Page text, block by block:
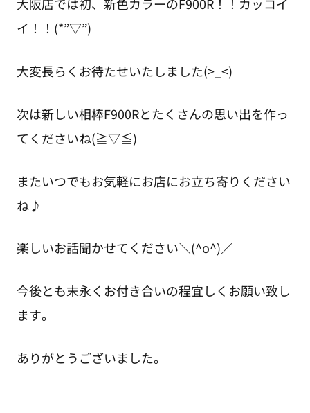
イ！！(*”▽”)
大変長らくお待たせいたしました(>_<)
次は新しい相棒F900Rとたくさんの思い出を作っ
てくださいね(≧▽≦)
またいつでもお気軽にお店にお立ち寄りください
ね♪
楽しいお話聞かせてください＼(^o^)／
今後とも末永くお付き合いの程宜しくお願い致し
ます。
ありがとうございました。